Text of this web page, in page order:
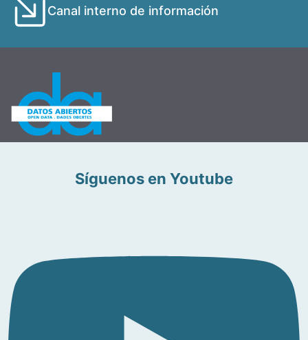
Canal interno de información
Síguenos en Youtube